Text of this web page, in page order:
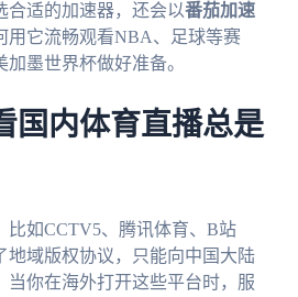
合适的加速器，还会以番茄加速
用它流畅观看NBA、足球等赛
墨世界杯做好准备。
国内体育直播总是
比如CCTV5、腾讯体育、B站
地域版权协议，只能向中国大陆
当你在海外打开这些平台时，服